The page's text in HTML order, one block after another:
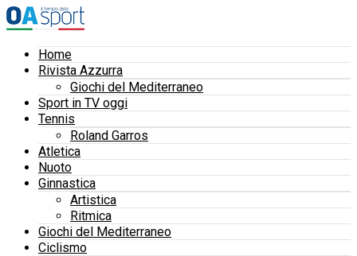
Home
Rivista Azzurra
Giochi del Mediterraneo
Sport in TV oggi
Tennis
Roland Garros
Atletica
Nuoto
Ginnastica
Artistica
Ritmica
Giochi del Mediterraneo
Ciclismo